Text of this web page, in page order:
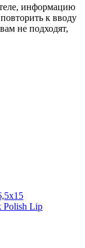
информацию
к вводу
не подходят,
Polish Lip